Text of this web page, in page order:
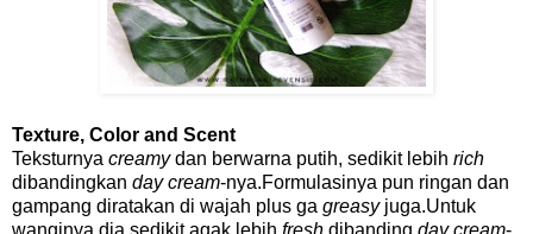
Texture, Color and Scent
Teksturnya creamydan berwarna putih, sedikit lebih rich
dibandingkan day cream-nya.Formulasinya pun ringan dan
gampang diratakan di wajah plus ga greasyjuga.Untuk
wanginya dia sedikit agak lebih fresh dibanding day cream-